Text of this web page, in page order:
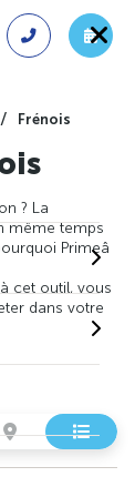
Frénois
? La
même temps
Primeâ
cet outil, vous
dans votre